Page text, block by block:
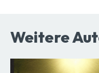
Weitere